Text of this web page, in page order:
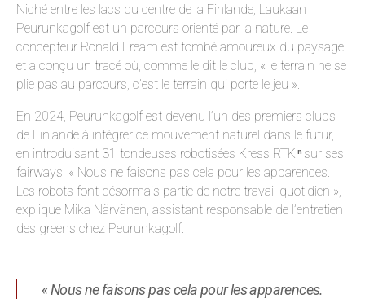
Niché entre les lacs du centre de la Finlande, Laukaan
Peurunkagolf est un parcours orienté par la nature. Le
concepteur Ronald Fream est tombé amoureux du paysage
et a conçu un tracé où, comme le dit le club, « le terrain ne se
plie pas au parcours, c’est le terrain qui porte le jeu ».
En 2024, Peurunkagolf est devenu l’un des premiers clubs
de Finlande à intégrer ce mouvement naturel dans le futur,
en introduisant 31 tondeuses robotisées Kress RTK nsur ses
fairways. « Nous ne faisons pas cela pour les apparences.
Les robots font désormais partie de notre travail quotidien »,
explique Mika Närvänen, assistant responsable de l’entretien
des greens chez Peurunkagolf.
« Nous ne faisons pas cela pour les apparences.